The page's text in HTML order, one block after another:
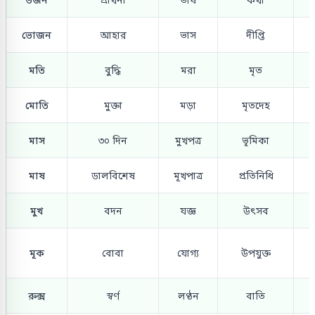
ভোজন আহার ভাস দীপ্তি
মতি বুদ্ধি মরা মৃত
মোতি মুক্তা মড়া মৃতদেহ
মাস ৩০ দিন মুখপত্র ভূমিকা
মাষ ডালবিশেষ মূখপাত্র প্রতিনিধি
মুখ বদন যজ্ঞ উৎসব
মূক বোবা যোগ্য উপযুক্ত
রুক্স স্বর্ণ লণ্ঠন বাতি